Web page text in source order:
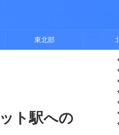
東北部
ト駅への